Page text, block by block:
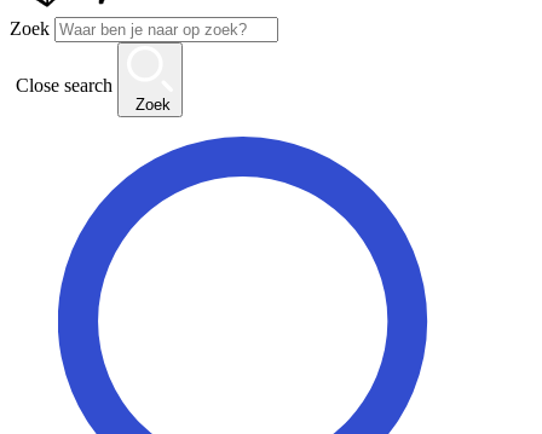
Zoek
Close search
Zoek